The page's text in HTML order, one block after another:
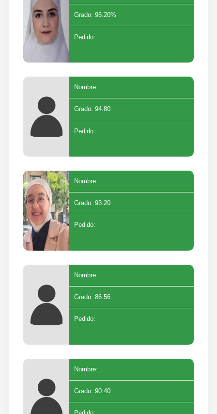
Grado: 95.20%
Pedido:
Nombre:
Grado: 94.80
Pedido:
Nombre:
Grado: 93.20
Pedido:
Nombre:
Grado: 86.56
Pedido:
Nombre:
Grado: 90.40